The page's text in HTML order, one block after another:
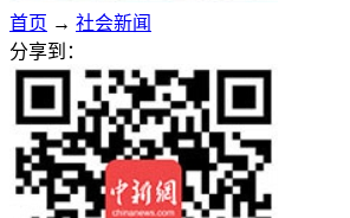
首页 → 社会新闻
分享到：